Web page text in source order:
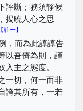
評斷；務須靜候
揭曉人心之思
【註一】
，而為此諄諄告
以吾儕為則，謹
入主之態度。
一切，何一而非
誇其所有，一若